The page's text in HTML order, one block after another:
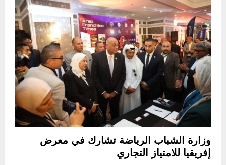
وزارة الشباب الرياضة تشارك في معرض
إفريقيا للامتياز التجاري